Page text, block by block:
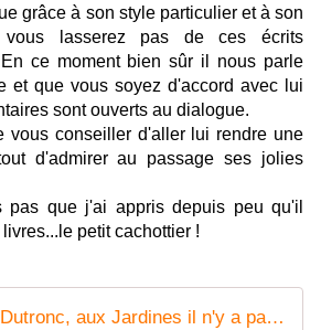
grâce à son style particulier et à son
lasserez pas de ces écrits
ce moment bien sûr il nous parle
et que vous soyez d'accord avec lui
sont ouverts au dialogue.
vous conseiller d'aller lui rendre une
d'admirer au passage ses jolies
pas que j'ai appris depuis peu qu'il
petit cachottier !
Contrairement à Dutronc, aux Jardines il n'y a pas qu'des cactus, même s'ils sont des milliers - MON PETIT JOURNAL